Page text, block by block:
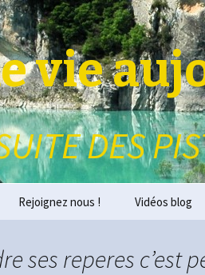
vie
DES
Rejoignez nous ! Vidéos blog
ses reperes c’est